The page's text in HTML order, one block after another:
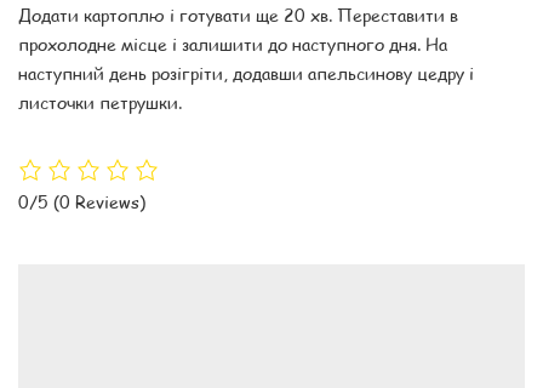
Додати картоплю і готувати ще 20 хв. Переставити в
прохолодне місце і залишити до наступного дня. На
наступний день розігріти, додавши апельсинову цедру і
листочки петрушки.
0/5 (0 Reviews)